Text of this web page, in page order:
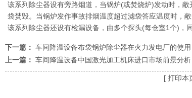
该系列除尘器设有旁路烟道，当锅炉(或焚烧炉)发动时，
袋焚毁。当锅炉发作事故排烟温度超过滤袋答应温度时，敞
该系列除尘器还设有检漏设备，由多个探头(每仓室1个)，
下一篇： 车间降温设备布袋锅炉除尘器在火力发电厂的使用
上一篇： 车间降温设备中国激光加工机床进口市场前景分析
[ 打印本